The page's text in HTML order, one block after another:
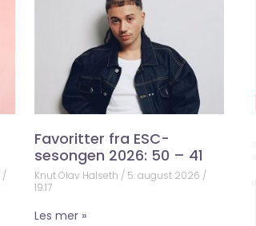
Favoritter fra ESC-
sesongen 2026: 50 – 41
Knut Olav Halseth
5. august 2026
19:17
Les mer »